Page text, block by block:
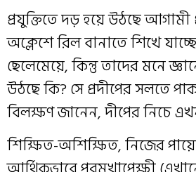
প্রযুক্তিতে দড় হয়ে উঠছে
অক্লেশে রিল বানাতে শিখে
ছেলেমেয়ে, কিন্তু তাদের মনে
উঠছে কি? সে প্রদীপের সলতে
বিলক্ষণ জানেন, দীপের নিচে
শিক্ষিত-অশিক্ষিত, নিজের